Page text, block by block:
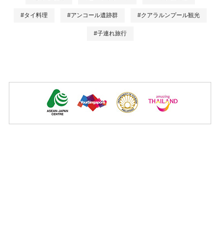
#タイ料理 #アンコール遺跡群 #クアラルンプール観光
#子連れ旅行